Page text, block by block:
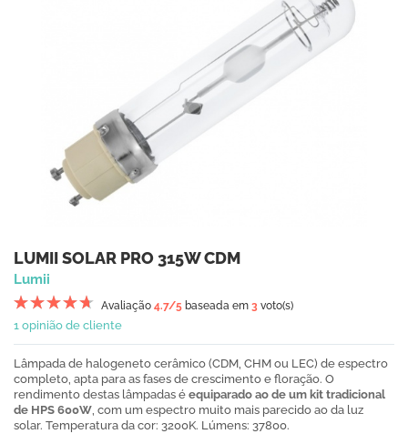
LUMII SOLAR PRO 315W CDM
Lumii
Avaliação 4.7/5 baseada em 3 voto(s)
1 opinião de cliente
Lâmpada de halogeneto cerâmico (CDM, CHM ou LEC) de espectro
completo, apta para as fases de crescimento e floração. O
rendimento destas lâmpadas é equiparado ao de um kit tradicional
de HPS 600W, com um espectro muito mais parecido ao da luz
solar. Temperatura da cor: 3200K. Lúmens: 37800.